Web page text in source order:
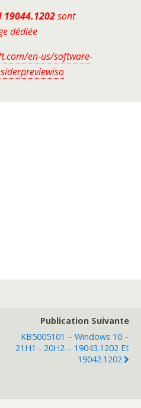
19044.1202sont
dédiée
en-us/software-
Publication Suivante
KB5005101 – Windows 10 –
21H1 - 20H2 – 19043.1202 Et
19042.1202